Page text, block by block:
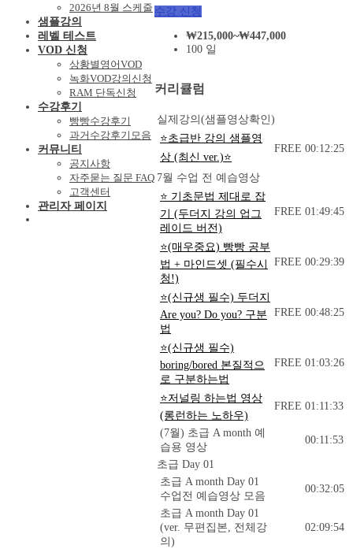
2026년 8월 스케줄
샘플강의
레벨 테스트
VOD 신청
상황별영어VOD
녹화VOD강의신청
RAM 단독신청
수강후기
빵빵수강후기
과거수강후기모음
커뮤니티
공지사항
자주묻는 질문 FAQ
고객센터
관리자 페이지
커리큘럼
실제강의(샘플영상확인)
⭐초급반 강의 샘플영
상 (최신 ver.)⭐
FREE 00:12:25
7월 수업 전 예습영상
⭐ 기초문법 제대로 잡
기 (두더지 강의 업그
레이드 버전)
FREE 01:49:45
⭐(매우중요) 빵빵 공부
법 + 마인드셋 (필수시
청!)
FREE 00:29:39
⭐(신규생 필수) 두더지
Are you? Do you? 구분
법
FREE 00:48:25
⭐(신규생 필수)
boring/bored 본질적으
로 구분하는법
FREE 01:03:26
⭐저널링 하는법 영상
(롱런하는 노하우)
FREE 01:11:33
(7월) 초급 A month 예
습용 영상
00:11:53
초급 Day 01
초급 A month Day 01
수업전 예습영상 모음
00:32:05
초급 A month Day 01
(ver. 무편집본, 전체강
의)
02:09:54
수강 신청
₩215,000~₩447,000
100 일